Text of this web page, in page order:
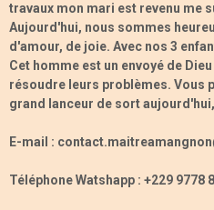
travaux mon mari est revenu me
Aujourd'hui, nous sommes
d'amour, de joie. Avec nos 3
Cet homme est un envoyé de
résoudre leurs problèmes. Vous
grand lanceur de sort aujourd'hui,
E-mail :
Téléphone Watshapp : +229 9778